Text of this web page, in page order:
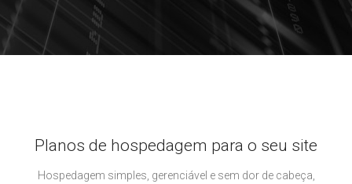
Planos de hospedagem para o seu site
Hospedagem simples, gerenciável e sem dor de cabeça,